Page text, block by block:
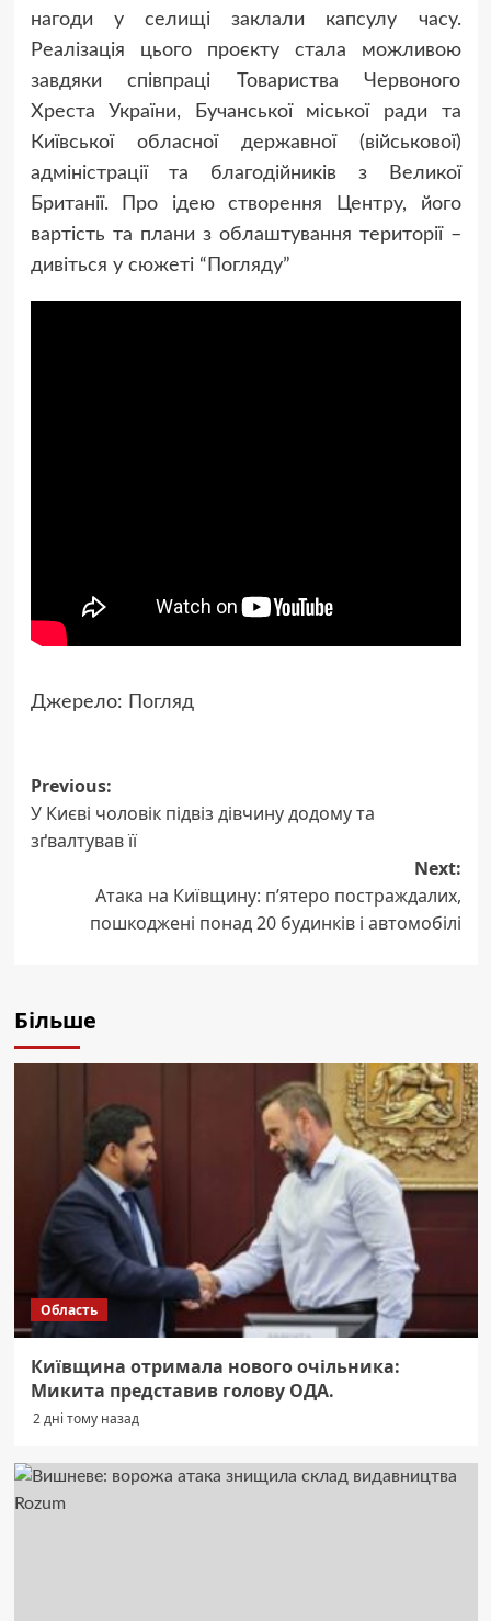
нагоди у селищі заклали капсулу часу.
Реалізація цього проєкту стала можливою
завдяки співпраці Товариства Червоного
Хреста України, Бучанської міської ради та
Київської обласної державної (військової)
адміністрації та благодійників з Великої
Британії. Про ідею створення Центру, його
вартість та плани з облаштування території –
дивіться у сюжеті “Погляду”
Джерело: Погляд
Post
navigation
Previous:
У Києві чоловік підвіз дівчину додому та
зґвалтував її
Next:
Атака на Київщину: п’ятеро постраждалих,
пошкоджені понад 20 будинків і автомобілі
Більше
Область
Київщина отримала нового очільника:
Микита представив голову ОДА.
2 дні тому назад